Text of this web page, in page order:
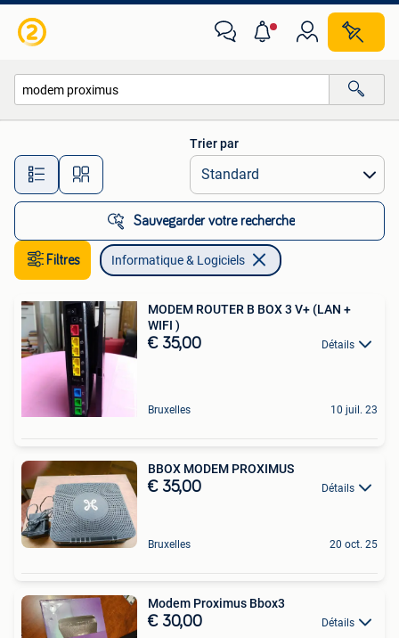
Toutes les distances…
Trier par
Sauvegarder votre recherche
Filtres Informatique & Logiciels
MODEM ROUTER B BOX 3 V+ (LAN +
WIFI )
€ 35,00 Détails
Bruxelles 10 juil. 23
BBOX MODEM PROXIMUS
€ 35,00 Détails
Bruxelles 20 oct. 25
Modem Proximus Bbox3
€ 30,00 Détails